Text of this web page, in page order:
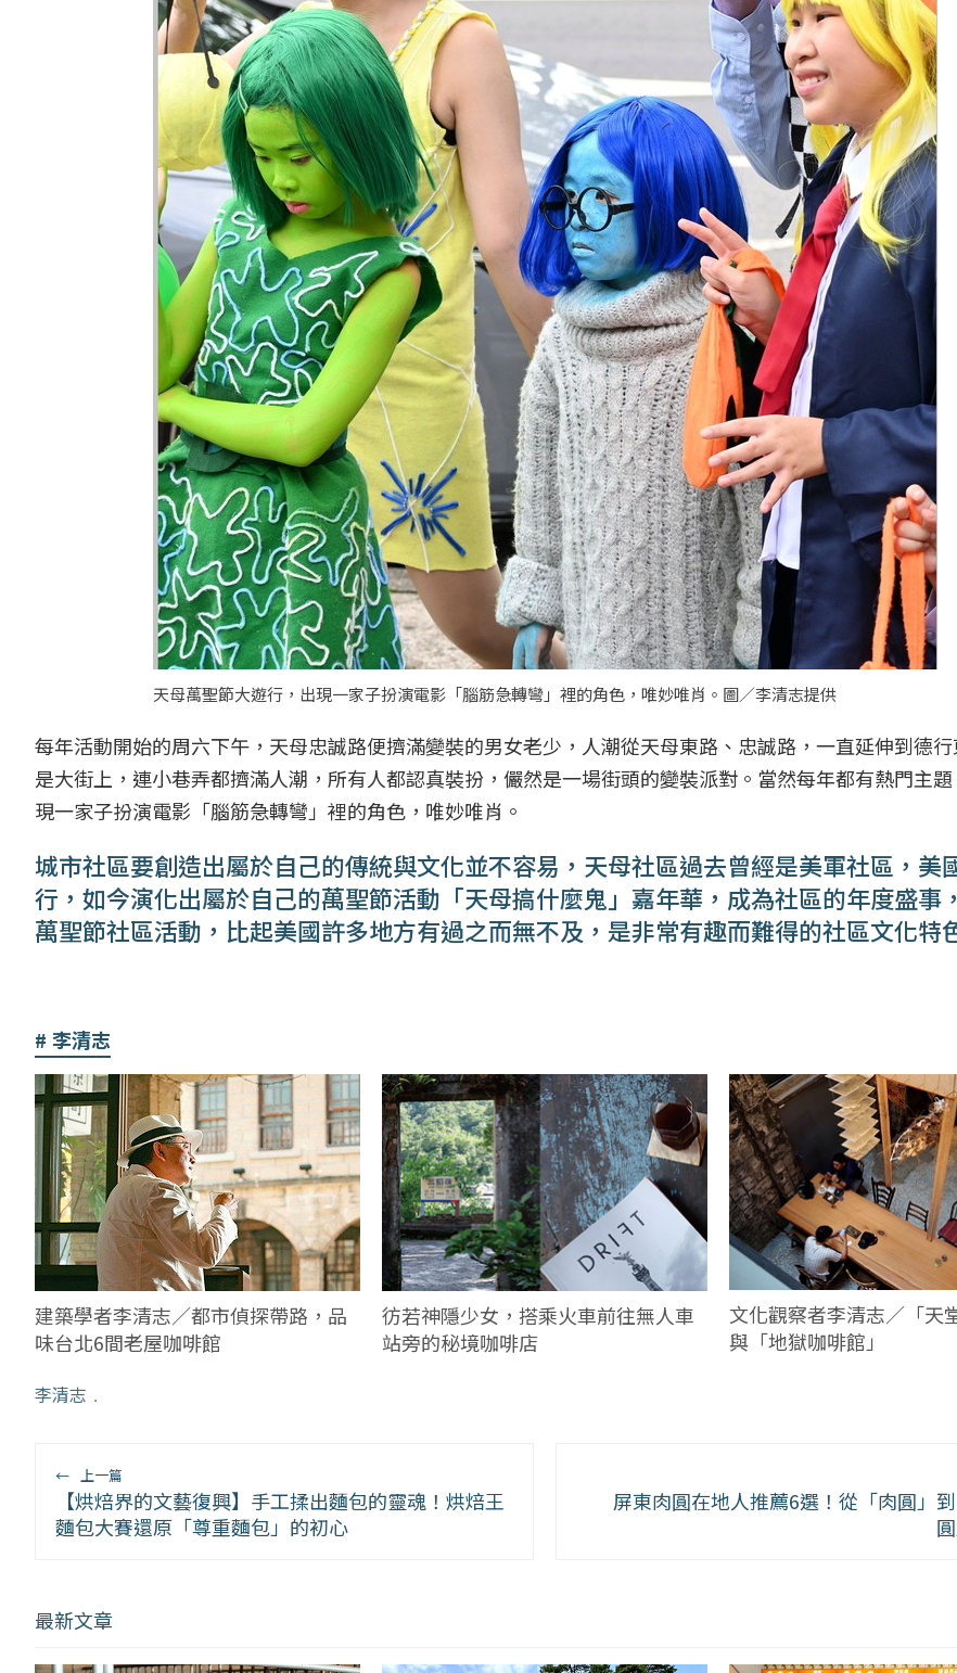
天母萬聖節大遊行，出現一家子扮演電影「腦筋急轉彎」裡的角色，唯妙唯肖。圖／李清志提供
每年活動開始的周六下午，天母忠誠路便擠滿變裝的男女老少，人潮從天母東路、忠誠路，一直延伸到德
是大街上，連小巷弄都擠滿人潮，所有人都認真裝扮，儼然是一場街頭的變裝派對。當然每年都有熱門主
現一家子扮演電影「腦筋急轉彎」裡的角色，唯妙唯肖。
城市社區要創造出屬於自己的傳統與文化並不容易，天母社區過去曾經是美軍社區，美
行，如今演化出屬於自己的萬聖節活動「天母搞什麼鬼」嘉年華，成為社區的年度盛事
萬聖節社區活動，比起美國許多地方有過之而無不及，是非常有趣而難得的社區文化特
李清志
建築學者李清志／都市偵探帶路，品
味台北6間老屋咖啡館
彷若神隱少女，搭乘火車前往無人車
站旁的秘境咖啡店
文化觀察者李清志／「天
與「地獄咖啡館」
李清志 ﹒
← 上一篇
【烘焙界的文藝復興】手工揉出麵包的靈魂！烘焙王
麵包大賽還原「尊重麵包」的初心
屏東肉圓在地人推薦6選！從「肉圓」
最新文章